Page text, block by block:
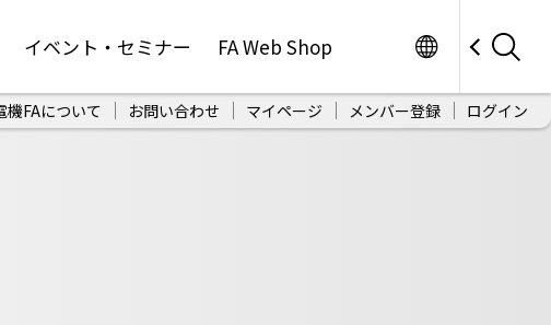
イベント・セミナー FA Web Shop
機FAについて お問い合わせ マイページ メンバー登録 ログイン